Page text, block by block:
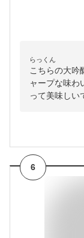
らっくん
こちらの大吟
ャープな味わ
って美味しい
6